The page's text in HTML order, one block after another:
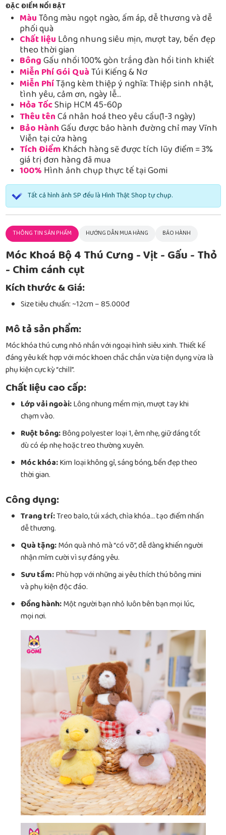
ĐẶC ĐIỂM NỔI BẬT
MàuTông màu ngọt ngào, ấm áp, dễ thương và dễ
phối quà
Chất liệu Lông nhung siêu mịn, mượt tay, bền đẹp
theo thời gian
BôngGấu nhồi 100% gòn trắng đàn hồi tinh khiết
Miễn Phí Gói QuàTúi Kiếng & Nơ
Miễn PhíTặng kèm thiệp ý nghĩa: Thiệp sinh nhật,
tình yêu, cảm ơn, ngày lễ…
Hỏa TốcShip HCM 45-60p
Thêu tênCá nhân hoá theo yêu cầu(1-3 ngày)
Bảo HànhGấu được bảo hành đường chỉ may Vĩnh
Viễn tại cửa hàng
Tích ĐiểmKhách hàng sẽ được tích lũy điểm = 3%
giá trị đơn hàng đã mua
100% Hình ảnh chụp thực tế tại Gomi
Tất cả hình ảnh SP đều là Hình Thật Shop tự chụp.
THÔNG TIN SẢN PHẨM HƯỚNG DẪN MUA HÀNG BẢO HÀNH
Móc Khoá Bộ 4 Thú Cưng - Vịt - Gấu - Thỏ
- Chim cánh cụt
Kích thước & Giá:
Size tiêu chuẩn: ~12cm – 85.000đ
Mô tả sản phẩm:
Móc khóa thú cưng nhỏ nhắn với ngoại hình siêu xinh. Thiết kế
đáng yêu kết hợp với móc khoen chắc chắn vừa tiện dụng vừa là
phụ kiện cực kỳ “chill”.
Chất liệu cao cấp:
Lớp vải ngoài:Lông nhung mềm mịn, mượt tay khi
chạm vào.
Ruột bông:Bông polyester loại 1, êm nhẹ, giữ dáng tốt
dù có ép nhẹ hoặc treo thường xuyên.
Móc khóa:Kim loại không gỉ, sáng bóng, bền đẹp theo
thời gian.
Công dụng:
Trang trí:Treo balo, túi xách, chìa khóa… tạo điểm nhấn
dễ thương.
Quà tặng:Món quà nhỏ mà “có võ”, dễ dàng khiến người
nhận mỉm cười vì sự đáng yêu.
Sưu tầm:Phù hợp với những ai yêu thích thú bông mini
và phụ kiện độc đáo.
Đồng hành:Một người bạn nhỏ luôn bên bạn mọi lúc,
mọi nơi.